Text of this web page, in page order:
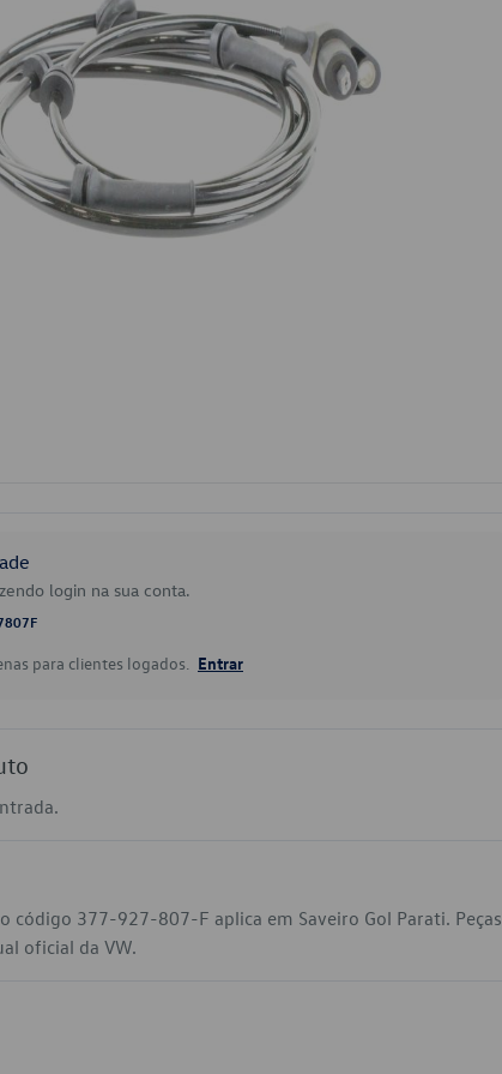
login na sua conta.
para clientes logados. Entrar
código 377-927-807-F aplica em Saveiro Gol Parati. Peças
oficial da VW.